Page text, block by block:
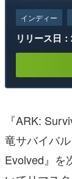
インディー
リリース日
『ARK:
竜サバイバ
Evolved』を